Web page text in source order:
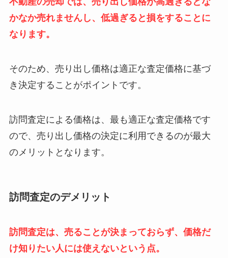
かなか売れませんし、低過ぎると損をすることに
なります。
そのため、売り出し価格は適正な査定価格に基づ
き決定することがポイントです。
訪問査定による価格は、最も適正な査定価格です
ので、売り出し価格の決定に利用できるのが最大
のメリットとなります。
訪問査定のデメリット
訪問査定は、売ることが決まっておらず、価格だ
け知りたい人には使えないという点。